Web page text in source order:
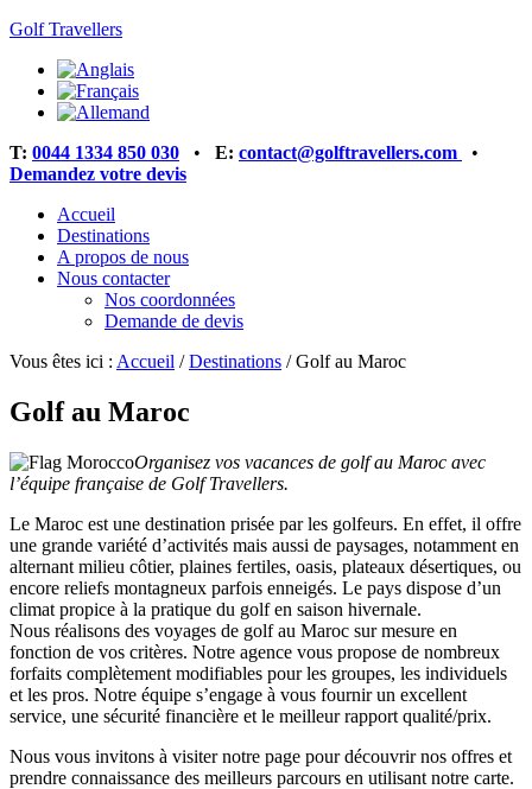
Golf Travellers
T: 0044 1334 850 030 • E: contact@golftravellers.com
•
Demandez votre devis
Accueil
Destinations
A propos de nous
Nous contacter
Nos coordonnées
Demande de devis
Vous êtes ici : Accueil / Destinations /Golf au Maroc
Golf au Maroc
Organisez vos vacances de golf au Maroc avec
l’équipe française de Golf Travellers.
Le Maroc est une destination prisée par les golfeurs. En effet, il offre
une grande variété d’activités mais aussi de paysages, notamment en
alternant milieu côtier, plaines fertiles, oasis, plateaux désertiques, ou
encore reliefs montagneux parfois enneigés. Le pays dispose d’un
climat propice à la pratique du golf en saison hivernale.
Nous réalisons des voyages de golf au Maroc sur mesure en
fonction de vos critères. Notre agence vous propose de nombreux
forfaits complètement modifiables pour les groupes, les individuels
et les pros. Notre équipe s’engage à vous fournir un excellent
service, une sécurité financière et le meilleur rapport qualité/prix.
Nous vous invitons à visiter notre page pour découvrir nos offres et
prendre connaissance des meilleurs parcours en utilisant notre carte.